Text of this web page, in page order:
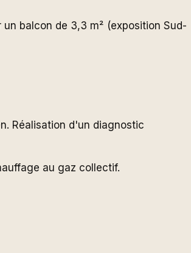
balcon de 3,3 m² (exposition Sud-
Réalisation d'un diagnostic
au gaz collectif.